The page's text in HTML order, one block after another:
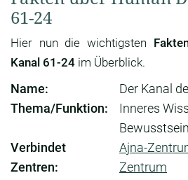
61-24
Hier nun die wichtigsten
Kanal 61-24 im Überblick.
Name:
Der Kanal
Thema/Funktion:
Inneres
Bewusstsein
Verbindet
Zentren:
Ajna-
Zentrum